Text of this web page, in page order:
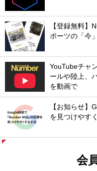
【登録無料】
ポーツの「今
YouTubeチャ
ールや陸上、
を動画で
【お知らせ】
を見つけやす
会